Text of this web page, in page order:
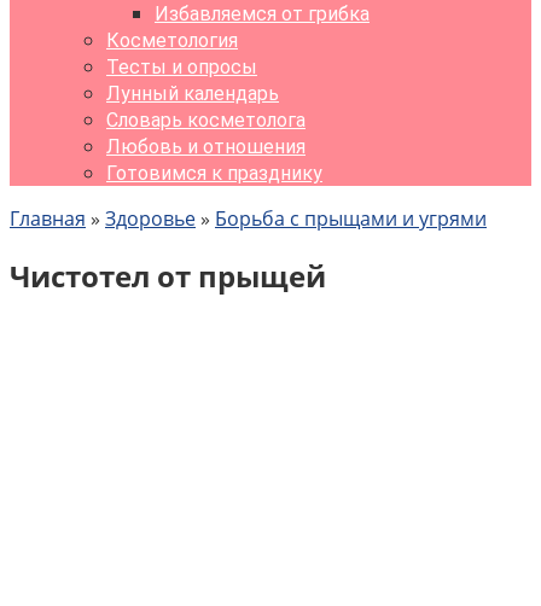
Избавляемся от грибка
Косметология
Тесты и опросы
Лунный календарь
Словарь косметолога
Любовь и отношения
Готовимся к празднику
Главная » Здоровье» Борьба с прыщами и угрями
Чистотел от прыщей